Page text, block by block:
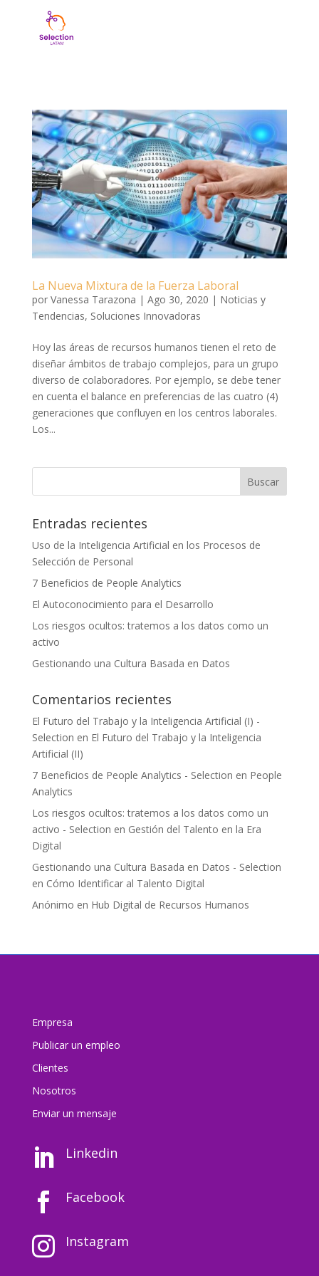
La Nueva Mixtura de la Fuerza Laboral
por Vanessa Tarazona | Ago 30, 2020 | Noticias y
Tendencias, Soluciones Innovadoras
Hoy las áreas de recursos humanos tienen el reto de
diseñar ámbitos de trabajo complejos, para un grupo
diverso de colaboradores. Por ejemplo, se debe tener
en cuenta el balance en preferencias de las cuatro (4)
generaciones que confluyen en los centros laborales.
Los...
Entradas recientes
Uso de la Inteligencia Artificial en los Procesos de
Selección de Personal
7 Beneficios de People Analytics
El Autoconocimiento para el Desarrollo
Los riesgos ocultos: tratemos a los datos como un
activo
Gestionando una Cultura Basada en Datos
Comentarios recientes
El Futuro del Trabajo y la Inteligencia Artificial (I) -
Selection en El Futuro del Trabajo y la Inteligencia
Artificial (II)
7 Beneficios de People Analytics - Selection en People
Analytics
Los riesgos ocultos: tratemos a los datos como un
activo - Selection en Gestión del Talento en la Era
Digital
Gestionando una Cultura Basada en Datos - Selection
en Cómo Identificar al Talento Digital
Anónimo en Hub Digital de Recursos Humanos
Empresa
Publicar un empleo
Clientes
Nosotros
Enviar un mensaje
 Linkedin
 Facebook
 Instagram